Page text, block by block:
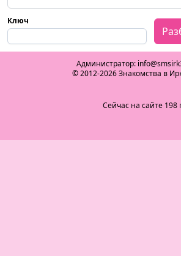
Ключ
Администратор:
© 2012-2026 Знакомства в
Сейчас на сайте 198